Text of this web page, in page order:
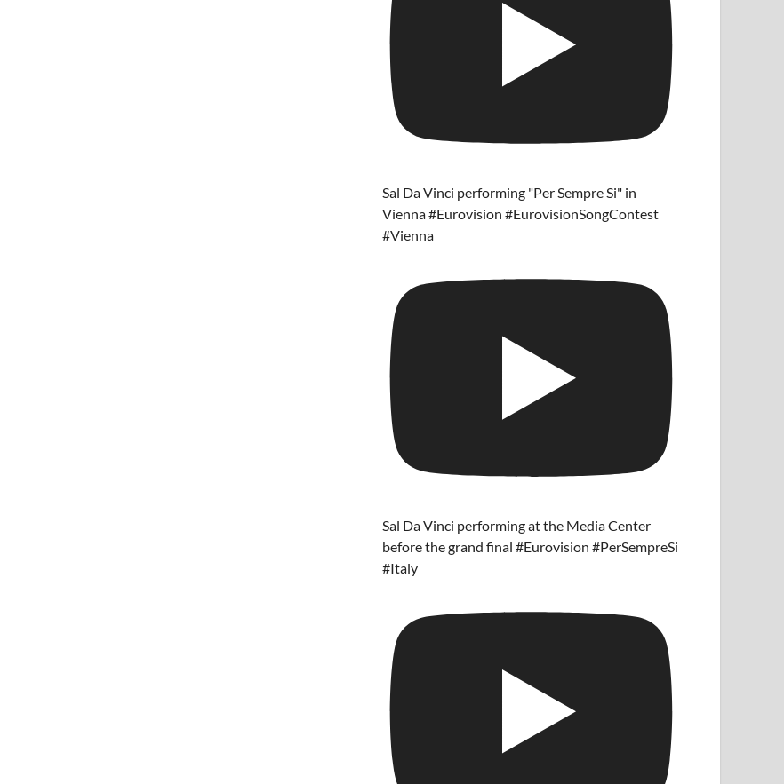
Sal Da Vinci performing "Per Sempre Si" in
Vienna #Eurovision #EurovisionSongContest
#Vienna
Sal Da Vinci performing at the Media Center
before the grand final #Eurovision #PerSempreSi
#Italy